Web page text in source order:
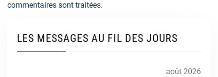
commentaires sont traitées.
LES MESSAGES AU FIL DES JOURS
août 2026